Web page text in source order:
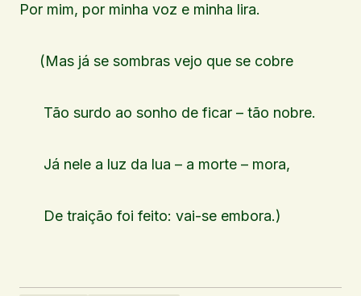
Por mim, por minha voz e minha lira.
(Mas já se sombras vejo que se cobre
Tão surdo ao sonho de ficar – tão nobre.
Já nele a luz da lua – a morte – mora,
De traição foi feito: vai-se embora.)